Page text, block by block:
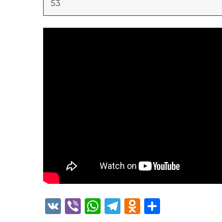
53
VK ViberWhatsApp
Telegram